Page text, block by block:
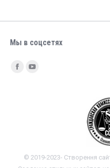
Мы в соцсетях
Найдите нас:
FacebookYouTube
© 2019-2023- Створення